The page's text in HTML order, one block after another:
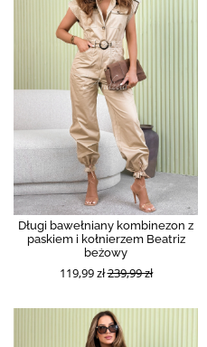
Długi bawełniany kombinezon z
paskiem i kołnierzem Beatriz
beżowy
119,99 zł239,99 zł